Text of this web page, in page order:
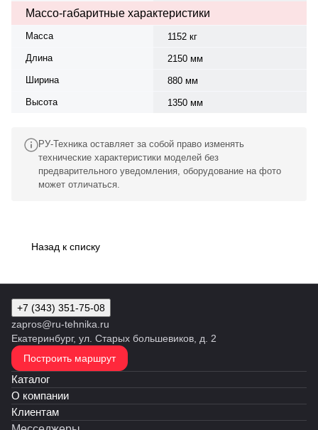
Массо-габаритные характеристики
Масса
1152 кг
Длина
2150 мм
Ширина
880 мм
Высота
1350 мм
РУ-Техника оставляет за собой право изменять
технические характеристики моделей без
предварительного уведомления, оборудование на фото
может отличаться.
Назад к списку
+7 (343) 351-75-08
zapros@ru-tehnika.ru
Екатеринбург, ул. Старых большевиков, д. 2
Построить маршрут
Каталог
О компании
Клиентам